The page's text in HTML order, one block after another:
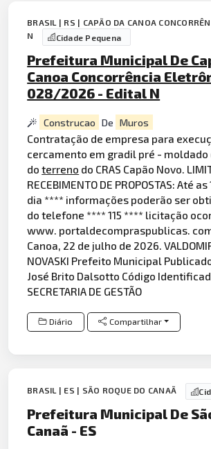
BRASIL | RS | CAPÃO DA CANOA
N
Cidade Pequena
Prefeitura Municipal De
Canoa Concorrência
028/2026 - Edital N
Construcao De Muros
Contratação de empresa para
cercamento em gradil pré - moldado
doterreno do CRAS Capão Novo.
RECEBIMENTO DE PROPOSTAS: Até
dia **** informações poderão ser
do telefone **** 115 **** licitação
www. portaldecompraspublicas.
Canoa, 22 de julho de 2026.
NOVASKI Prefeito Municipal
José Brito Dalsotto Código
SECRETARIA DE GESTÃO
Diário Compartilhar
BRASIL | ES | SÃO ROQUE DO CANAÃ
Prefeitura Municipal De
Canaã - ES